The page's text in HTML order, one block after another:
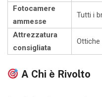
Fotocamere
ammesse
Tutti i
Attrezzatura
consigliata
Ottiche
A Chi è Rivolto